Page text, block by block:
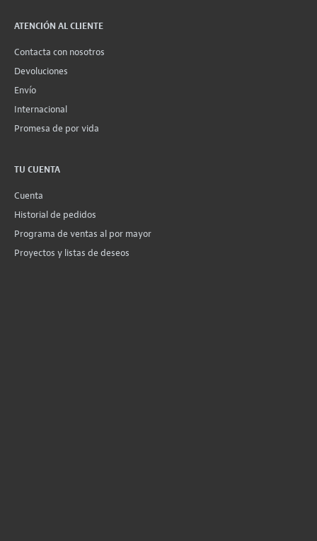
ATENCIÓN AL CLIENTE
Contacta con nosotros
Devoluciones
Envío
Internacional
Promesa de por vida
TU CUENTA
Cuenta
Historial de pedidos
Programa de ventas al por mayor
Proyectos y listas de deseos